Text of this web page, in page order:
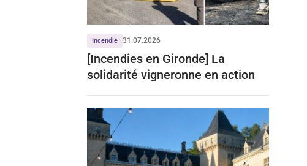
Incendie 31.07.2026
[Incendies en Gironde] La
solidarité vigneronne en action